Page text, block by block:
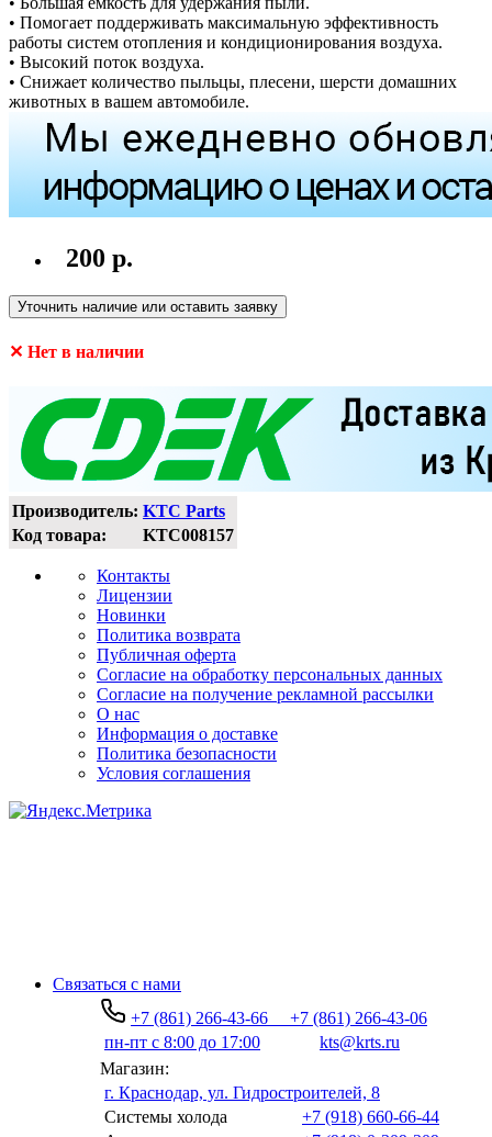
• Помогает поддерживать максимальную эффективность
работы систем отопления и кондиционирования воздуха.
• Высокий поток воздуха.
• Снижает количество пыльцы, плесени, шерсти домашних
животных в вашем автомобиле.
200 р.
Уточнить наличие или оставить заявку
✕ Нет в наличии
Производитель: KTC Parts
Код товара:
KTC008157
Контакты
Лицензии
Новинки
Политика возврата
Публичная оферта
Согласие на обработку персональных данных
Согласие на получение рекламной рассылки
О нас
Информация о доставке
Политика безопасности
Условия соглашения
Связаться с нами
+7 (861) 266-43-66
+7 (861) 266-43-06
пн-пт с 8:00 до 17:00
kts@krts.ru
Магазин:
г. Краснодар, ул. Гидростроителей, 8
Системы холода
+7 (918) 660-66-44